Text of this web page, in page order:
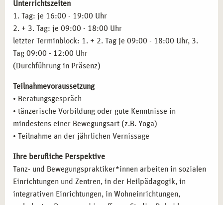
kreativen und dynamischen Umfeld zu arbeiten.
Psychopathologie
Klinische Pathologie
Praxistraining, Supervision und Selbsterfahrung
Inhalte des Basismoduls
Unterrichtszeiten
1. Tag: je 16:00 - 19:00 Uhr
2. + 3. Tag: je 09:00 - 18:00 Uhr
letzter Terminblock: 1. + 2. Tag je 09:00 - 18:00 Uhr, 3.
Tag 09:00 - 12:00 Uhr
(Durchführung in Präsenz)
Teilnahmevoraussetzung
• Beratungsgespräch
• tänzerische Vorbildung oder gute Kenntnisse in
mindestens einer Bewegungsart (z.B. Yoga)
• Teilnahme an der jährlichen Vernissage
Ihre berufliche Perspektive
Tanz- und Bewegungspraktiker*innen arbeiten in sozialen
Einrichtungen und Zentren, in der Heilpädagogik, in
integrativen Einrichtungen, in Wohneinrichtungen,